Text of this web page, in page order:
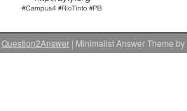
| Minimalist Answer Theme by
Question2Answer